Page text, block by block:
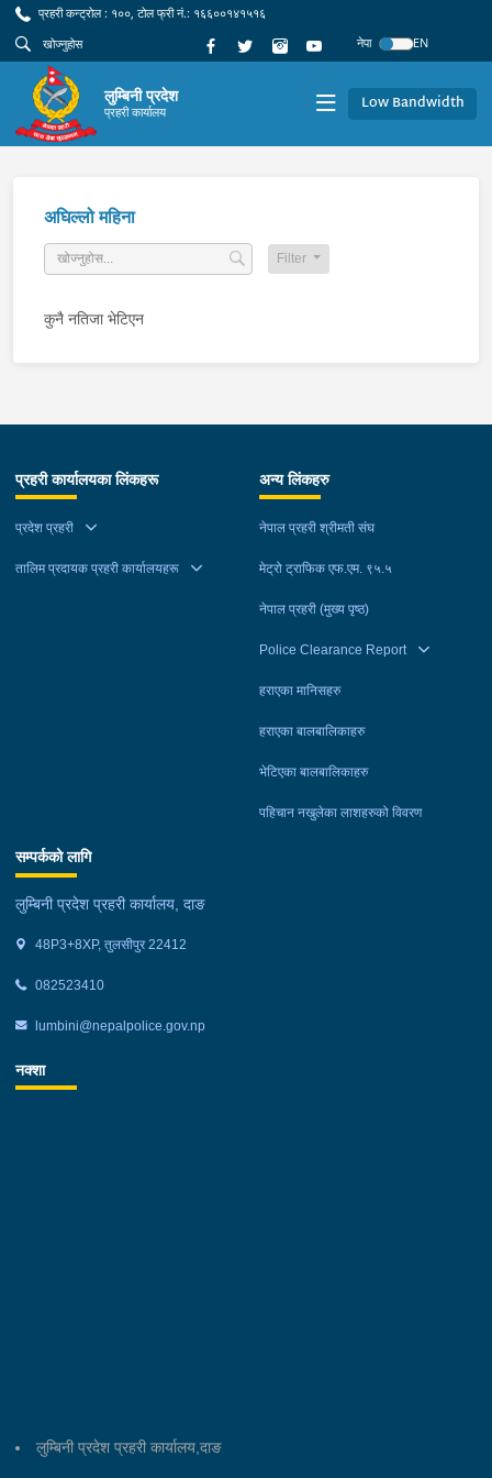
प्रहरी कन्ट्रोल : १००, टोल फ्री नं.: १६६००१४१५१६
नेपा
EN
लुम्बिनी प्रदेश
प्रहरी कार्यालय Low Bandwidth
अघिल्लो महिना
Filter
कुनै नतिजा भेटिएन
प्रहरी कार्यालयका लिंकहरू
प्रदेश प्रहरी
तालिम प्रदायक प्रहरी कार्यालयहरू
अन्य लिंकहरु
नेपाल प्रहरी श्रीमती संघ
मेट्रो ट्राफिक एफ.एम. ९५.५
नेपाल प्रहरी (मुख्य पृष्ठ)
Police Clearance Report
हराएका मानिसहरु
हराएका बालबालिकाहरु
भेटिएका बालबालिकाहरु
पहिचान नखुलेका लाशहरुको विवरण
सम्पर्कको लागि
लुम्बिनी प्रदेश प्रहरी कार्यालय, दाङ
48P3+8XP, तुलसीपुर 22412
082523410
lumbini@nepalpolice.gov.np
नक्शा
लुम्बिनी प्रदेश प्रहरी कार्यालय,दाङ